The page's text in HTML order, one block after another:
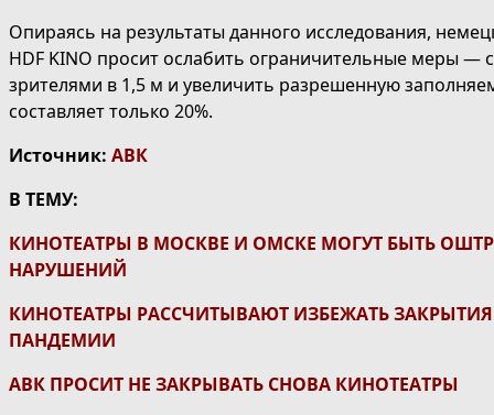
Опираясь на результаты данного исследования,
HDF KINO просит ослабить ограничительные меры
зрителями в 1,5 м и увеличить разрешенную
составляет только 20%.
Источник: АВК
В ТЕМУ:
КИНОТЕАТРЫ В МОСКВЕ И ОМСКЕ МОГУТ БЫТЬ
НАРУШЕНИЙ
КИНОТЕАТРЫ РАССЧИТЫВАЮТ ИЗБЕЖАТЬ
ПАНДЕМИИ
АВК ПРОСИТ НЕ ЗАКРЫВАТЬ СНОВА КИНОТЕАТРЫ